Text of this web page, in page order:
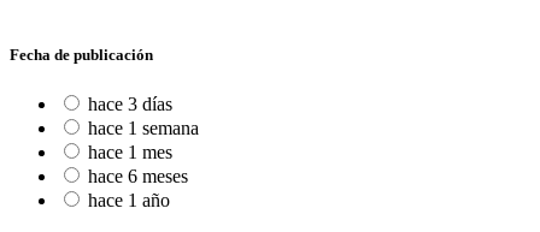
Fecha de publicación
hace 3 días
hace 1 semana
hace 1 mes
hace 6 meses
hace 1 año